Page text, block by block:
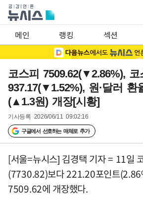
메인 랭킹 섹션
코스피 7509.62(▼2.86%), 코
937.17(▼1.52%), 원·달러 환
(▲1.3원) 개장[시황]
기사등록 2026/06/11 09:02:16
구글에서 선호하는 매체로 추가
[서울=뉴시스] 김경택 기자 = 11일
(7730.82)보다 221.20포인트
7509.62에 개장했다.